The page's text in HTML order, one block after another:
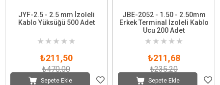
JYF-2.5 - 2.5 mm İzoleli
Kablo Yüksüğü 500 Adet
★ ★ ★ ★ ★
₺211,50
₺470,00
Sepete Ekle
JBE-2052 - 1.50 - 2.50mm
Erkek Terminal İzoleli Kablo
Ucu 200 Adet
★ ★ ★ ★ ★
₺211,68
₺235,20
Sepete Ekle